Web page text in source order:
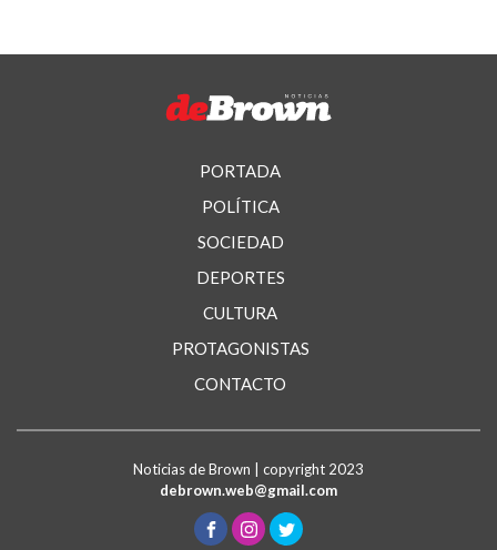
PORTADA
POLÍTICA
SOCIEDAD
DEPORTES
CULTURA
PROTAGONISTAS
CONTACTO
Noticias de Brown | copyright 2023
debrown.web@gmail.com